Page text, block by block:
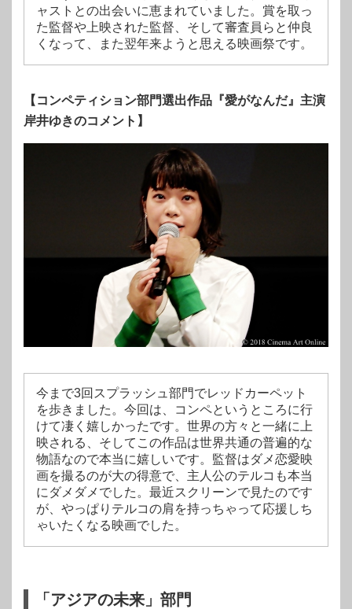
ャストとの出会いに恵まれていました。賞を取っ
た監督や上映された監督、そして審査員らと仲良
くなって、また翌年来ようと思える映画祭です。
【コンペティション部門選出作品『愛がなんだ』主演
岸井ゆきのコメント】
今まで3回スプラッシュ部門でレッドカーペット
を歩きました。今回は、コンペというところに行
けて凄く嬉しかったです。世界の方々と一緒に上
映される、そしてこの作品は世界共通の普遍的な
物語なので本当に嬉しいです。監督はダメ恋愛映
画を撮るのが大の得意で、主人公のテルコも本当
にダメダメでした。最近スクリーンで見たのです
が、やっぱりテルコの肩を持っちゃって応援しち
ゃいたくなる映画でした。
「アジアの未来」部門